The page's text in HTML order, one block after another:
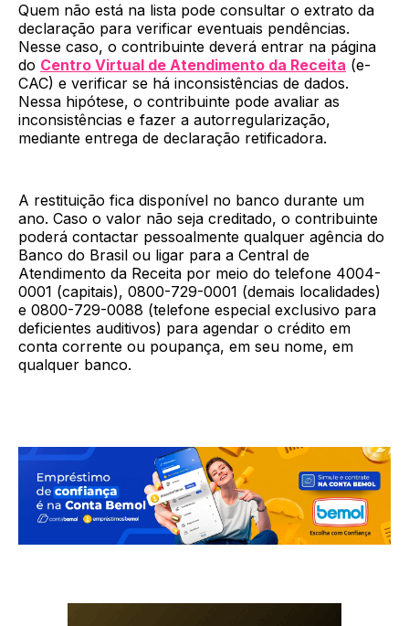
Quem não está na lista pode consultar o extrato da
declaração para verificar eventuais pendências.
Nesse caso, o contribuinte deverá entrar na página
do Centro Virtual de Atendimento da Receita (e-
CAC) e verificar se há inconsistências de dados.
Nessa hipótese, o contribuinte pode avaliar as
inconsistências e fazer a autorregularização,
mediante entrega de declaração retificadora.
A restituição fica disponível no banco durante um
ano. Caso o valor não seja creditado, o contribuinte
poderá contactar pessoalmente qualquer agência do
Banco do Brasil ou ligar para a Central de
Atendimento da Receita por meio do telefone 4004-
0001 (capitais), 0800-729-0001 (demais localidades)
e 0800-729-0088 (telefone especial exclusivo para
deficientes auditivos) para agendar o crédito em
conta corrente ou poupança, em seu nome, em
qualquer banco.